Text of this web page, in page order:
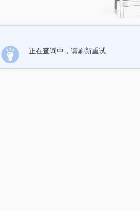
正在查询中，请刷新重试